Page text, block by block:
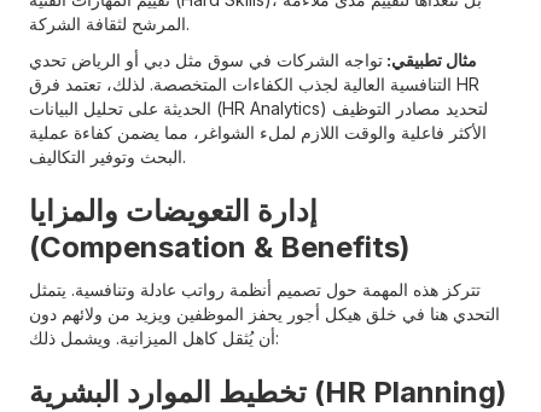
المرشح لثقافة الشركة.
مثال تطبيقي: تواجه الشركات في سوق مثل دبي أو الرياض تحدي
التنافسية العالية لجذب الكفاءات المتخصصة. لذلك، تعتمد فرق HR
الحديثة على تحليل البيانات (HR Analytics) لتحديد مصادر التوظيف
الأكثر فاعلية والوقت اللازم لملء الشواغر، مما يضمن كفاءة عملية
البحث وتوفير التكاليف.
إدارة التعويضات والمزايا
(Compensation & Benefits)
تتركز هذه المهمة حول تصميم أنظمة رواتب عادلة وتنافسية. يتمثل
التحدي هنا في خلق هيكل أجور يحفز الموظفين ويزيد من ولائهم دون
أن يُثقل كاهل الميزانية. ويشمل ذلك:
تخطيط الموارد البشرية (HR Planning)